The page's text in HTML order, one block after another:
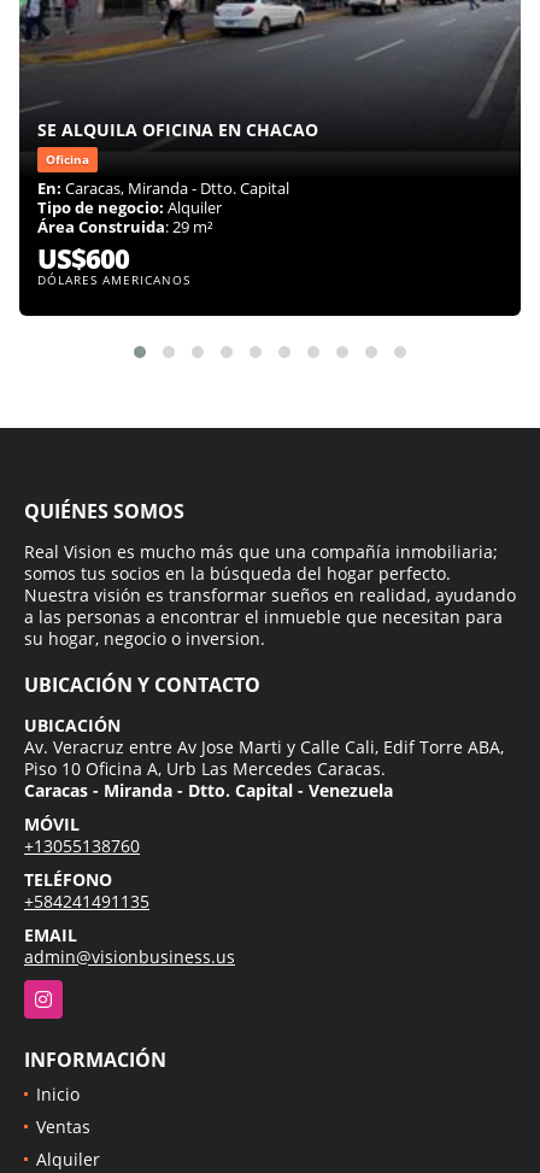
SE ALQUILA OFICINA EN CHACAO
Oficina
En: Caracas, Miranda - Dtto. Capital
Tipo de negocio: Alquiler
Área Construida: 29 m²
US$600
DÓLARES AMERICANOS
QUIÉNES SOMOS
Real Vision es mucho más que una compañía inmobiliaria;
somos tus socios en la búsqueda del hogar perfecto.
Nuestra visión es transformar sueños en realidad, ayudando
a las personas a encontrar el inmueble que necesitan para
su hogar, negocio o inversion.
UBICACIÓN Y CONTACTO
UBICACIÓN
Av. Veracruz entre Av Jose Marti y Calle Cali, Edif Torre ABA,
Piso 10 Oficina A, Urb Las Mercedes Caracas.
Caracas - Miranda - Dtto. Capital - Venezuela
MÓVIL
+13055138760
TELÉFONO
+584241491135
EMAIL
admin@visionbusiness.us
Instagram
INFORMACIÓN
Inicio
Ventas
Alquiler